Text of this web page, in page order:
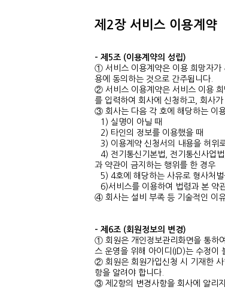
제2장 서비스 이용계약
- 제5조 (이용계약의 성립)
① 서비스 이용계약은 이용 희망자가
용에 동의하는 것으로 간주됩니다.
② 서비스 이용계약은 서비스 이용
를 입력하여 회사에 신청하고, 회사
③ 회사는 다음 각 호에 해당하는 이
1) 실명이 아닐 때
2) 타인의 정보를 이용했을 때
3) 이용계약 신청서의 내용을 허위
4) 전기통신기본법, 전기통신사업
과 약관이 금지하는 행위를 한 경우
5) 4호에 해당하는 사유로 형사처
6)서비스를 이용하여 법령과 본 약
④ 회사는 설비 부족 등 기술적인 이
- 제6조 (회원정보의 변경)
① 회원은 개인정보관리화면을 통하
스 운영을 위해 아이디(ID)는 수정이
② 회원은 회원가입신청 시 기재한 사
항을 알려야 합니다.
③ 제2항의 변경사항을 회사에 알리